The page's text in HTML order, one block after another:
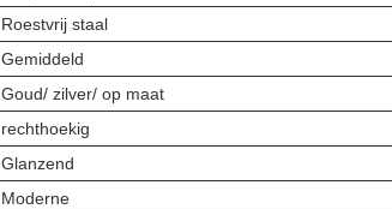
Roestvrij staal
Gemiddeld
Goud/ zilver/ op maat
rechthoekig
Glanzend
Moderne